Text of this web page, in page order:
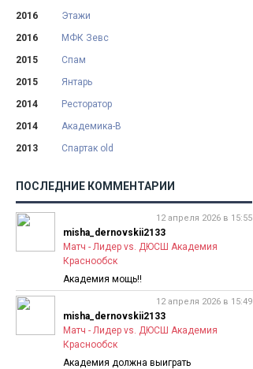
2016
Этажи
2016
МФК Зевс
2015
Спам
2015
Янтарь
2014
Ресторатор
2014
Академика-В
2013
Спартак old
ПОСЛЕДНИЕ КОММЕНТАРИИ
12 апреля 2026 в 15:55
misha_dernovskii2133
Матч - Лидер vs. ДЮСШ Академия
Краснообск
Академия мощь!!
12 апреля 2026 в 15:49
misha_dernovskii2133
Матч - Лидер vs. ДЮСШ Академия
Краснообск
Академия должна выиграть